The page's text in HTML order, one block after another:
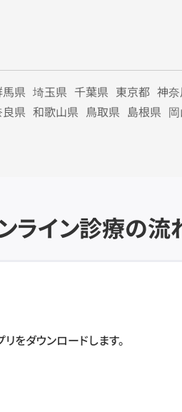
県 埼玉県 千葉県 東京都 神
県 和歌山県 鳥取県 島根県
ライン診療の流
をダウンロードします。